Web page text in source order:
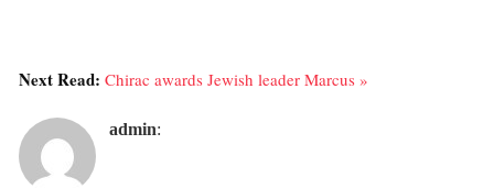
Next Read: Chirac awards Jewish leader Marcus »
admin: